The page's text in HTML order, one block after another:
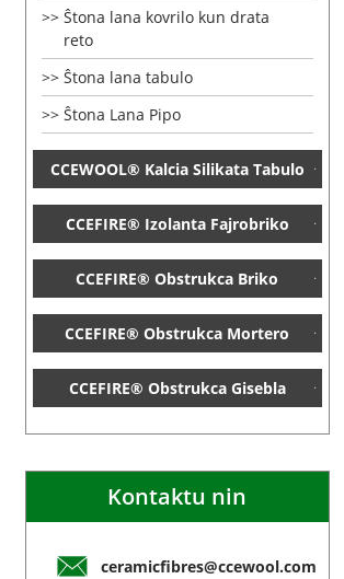
Ŝtona lana kovrilo kun drata
reto
Ŝtona lana tabulo
Ŝtona Lana Pipo
CCEWOOL® Kalcia Silikata Tabulo
CCEFIRE® Izolanta Fajrobriko
CCEFIRE® Obstrukca Briko
CCEFIRE® Obstrukca Mortero
CCEFIRE® Obstrukca Gisebla
Kontaktu nin
ceramicfibres@ccewool.com